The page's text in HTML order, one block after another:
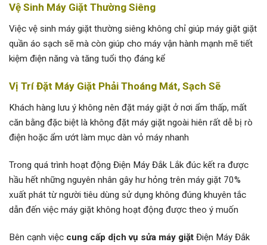
Vệ Sinh Máy Giặt Thường Siêng
Việc vệ sinh máy giặt thường siêng không chỉ giúp máy giặt giặt
quần áo sạch sẽ mà còn giúp cho máy vận hành mạnh mẽ tiết
kiệm điện năng và tăng tuổi thọ đáng kể
Vị Trí Đặt Máy Giặt Phải Thoáng Mát, Sạch Sẽ
Khách hàng lưu ý không nên đặt máy giặt ở nơi ẩm thấp, mất
căn bằng đặc biệt là không đặt máy giặt ngoài hiên rất dễ bị rò
điện hoặc ẩm ướt làm mục dàn vỏ máy nhanh
Trong quá trình hoạt động Điện Máy Đắk Lắk đúc kết ra được
hầu hết những nguyên nhân gây hư hỏng trên máy giặt 70%
xuất phát từ người tiêu dùng sử dụng không đúng khuyên tắc
dẫn đến việc máy giặt không hoạt động được theo ý muốn
Bên cạnh việc cung cấp dịch vụ sửa máy giặt Điện Máy Đắk